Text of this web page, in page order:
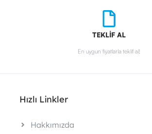
TEKLİF AL
En uygun fiyatlarla teklif al!
Hızlı Linkler
Hakkımızda